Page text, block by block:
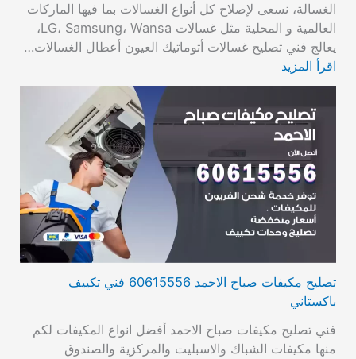
الغسالة، نسعى لإصلاح كل أنواع الغسالات بما فيها الماركات
العالمية و المحلية مثل غسالات LG، Samsung، Wansa،
يعالج فني تصليح غسالات أتوماتيك العيون أعطال الغسالات…
اقرأ المزيد
تصليح مكيفات صباح الاحمد 60615556 فني تكييف
باكستاني
فني تصليح مكيفات صباح الاحمد أفضل انواع المكيفات لكم
منها مكيفات الشباك والاسبليت والمركزية والصندوق